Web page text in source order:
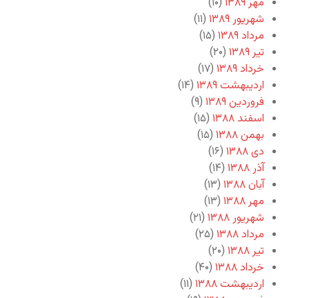
شهریور ۱۳۸۹
(۱۱)
مرداد ۱۳۸۹
(۱۵)
تیر ۱۳۸۹
(۲۰)
خرداد ۱۳۸۹
(۱۷)
اردیبهشت ۱۳۸۹
(۱۴)
فروردین ۱۳۸۹
(۹)
اسفند ۱۳۸۸
(۱۵)
بهمن ۱۳۸۸
(۱۵)
دی ۱۳۸۸
(۱۶)
آذر ۱۳۸۸
(۱۴)
آبان ۱۳۸۸
(۱۳)
مهر ۱۳۸۸
(۱۳)
شهریور ۱۳۸۸
(۲۱)
مرداد ۱۳۸۸
(۲۵)
تیر ۱۳۸۸
(۲۰)
خرداد ۱۳۸۸
(۴۰)
اردیبهشت ۱۳۸۸
(۱۱)